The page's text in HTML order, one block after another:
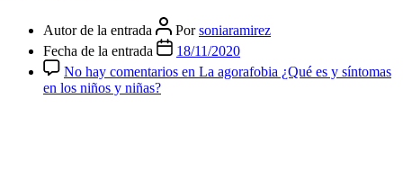
Autor de la entrada Porsoniaramirez
Fecha de la entrada
18/11/2020
No hay comentarios en La agorafobia ¿Qué es y síntomas
en los niños y niñas?